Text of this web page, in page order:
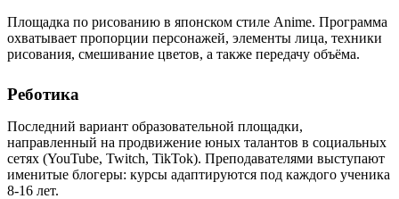
Площадка по рисованию в японском стиле Anime. Программа
охватывает пропорции персонажей, элементы лица, техники
рисования, смешивание цветов, а также передачу объёма.
Реботика
Последний вариант образовательной площадки,
направленный на продвижение юных талантов в социальных
сетях (YouTube, Twitch, TikTok). Преподавателями выступают
именитые блогеры: курсы адаптируются под каждого ученика
8-16 лет.